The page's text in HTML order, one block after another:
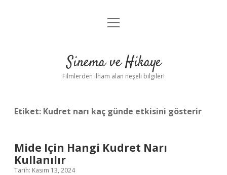
Gizlilik Politikası
Yasal Uyarı
menüyü
Sinema ve Hikaye
Filmlerden ilham alan neşeli bilgiler!
Etiket: Kudret narı kaç günde etkisini gösterir
Mide Için Hangi Kudret Narı
Kullanılır
Tarih: Kasım 13, 2024